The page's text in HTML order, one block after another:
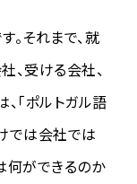
。それまで、就
、受ける会社、
「ポルトガル語
では会社では
何ができるのか